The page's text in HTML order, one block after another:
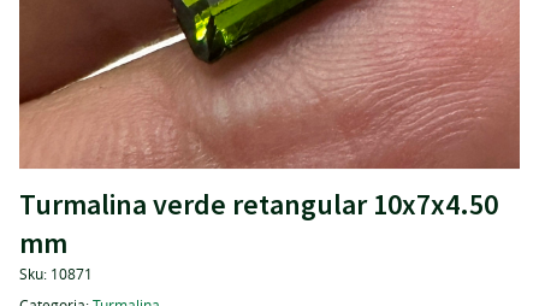
Turmalina verde retangular 10x7x4.50
mm
Sku: 10871